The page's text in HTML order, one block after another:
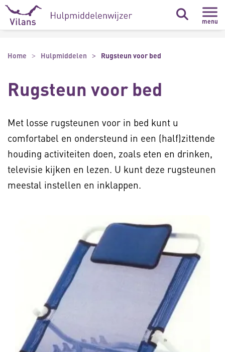
Naar hoofdinhoud
Naar footer
menu
Home Hulpmiddelen Rugsteun voor bed
Rugsteun voor bed
Met losse rugsteunen voor in bed kunt u
comfortabel en ondersteund in een (half)zittende
houding activiteiten doen, zoals eten en drinken,
televisie kijken en lezen. U kunt deze rugsteunen
meestal instellen en inklappen.